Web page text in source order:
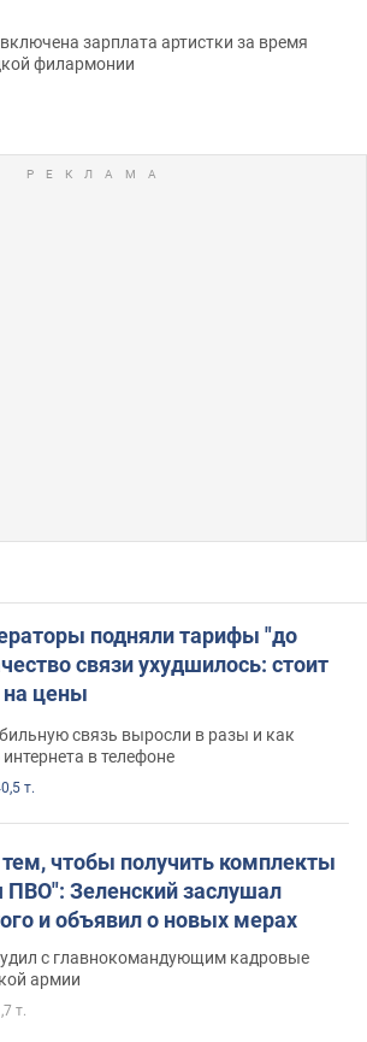
зарплата артистки за время
филармонии
подняли тарифы "до
связи ухудшилось: стоит
на цены
связь выросли в разы и как
в телефоне
т.
чтобы получить комплекты
ПВО": Зеленский заслушал
и объявил о новых мерах
с главнокомандующим кадровые
армии
т.